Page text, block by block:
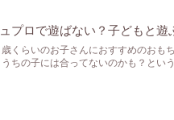
プロで遊ばない？子どもと
歳くらいのお子さんにおすすめのおも
ちの子には合ってないのかも？とい